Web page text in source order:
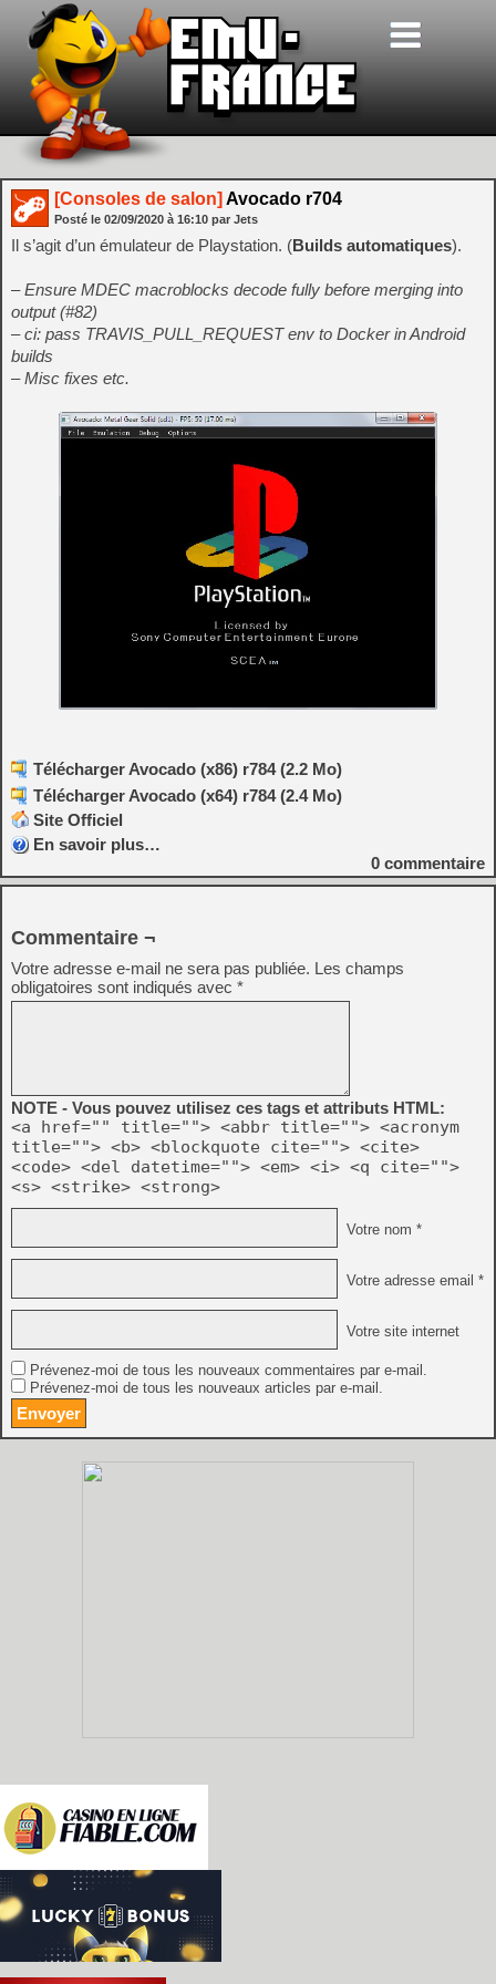
[Consoles de salon] Avocado r704
Posté le 02/09/2020 à 16:10 par Jets
Il s’agit d’un émulateur de Playstation. (Builds automatiques).
– Ensure MDEC macroblocks decode fully before merging into
output (#82)
– ci: pass TRAVIS_PULL_REQUEST env to Docker in Android
builds
– Misc fixes etc.
Télécharger Avocado (x86) r784 (2.2 Mo)
Télécharger Avocado (x64) r784 (2.4 Mo)
Site Officiel
En savoir plus…
0 commentaire
Commentaire ¬
Votre adresse e-mail ne sera pas publiée. Les champs
obligatoires sont indiqués avec *
NOTE - Vous pouvez utilisez ces tags et attributs HTML:
<a href="" title=""> <abbr title=""> <acronym
title=""> <b> <blockquote cite=""> <cite>
<code> <del datetime=""> <em> <i> <q cite="">
<s> <strike> <strong>
Votre nom *
Votre adresse email *
Votre site internet
Prévenez-moi de tous les nouveaux commentaires par e-mail.
Prévenez-moi de tous les nouveaux articles par e-mail.